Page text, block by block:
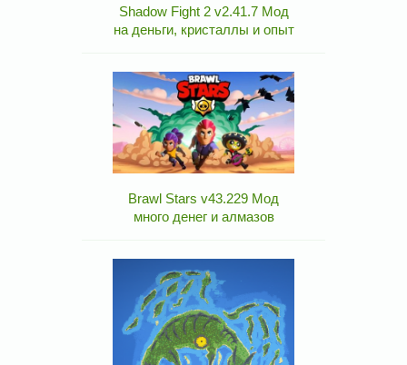
Shadow Fight 2 v2.41.7 Мод
на деньги, кристаллы и опыт
Brawl Stars v43.229 Мод
много денег и алмазов